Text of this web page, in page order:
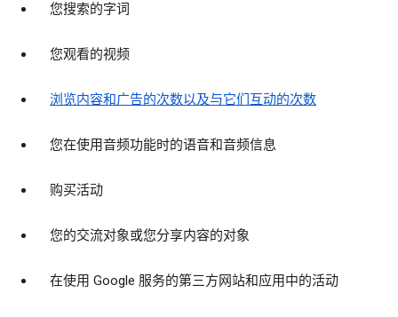
您搜索的字词
您观看的视频
浏览内容和广告的次数以及与它们互动的次数
您在使用音频功能时的语音和音频信息
购买活动
您的交流对象或您分享内容的对象
在使用 Google 服务的第三方网站和应用中的活动